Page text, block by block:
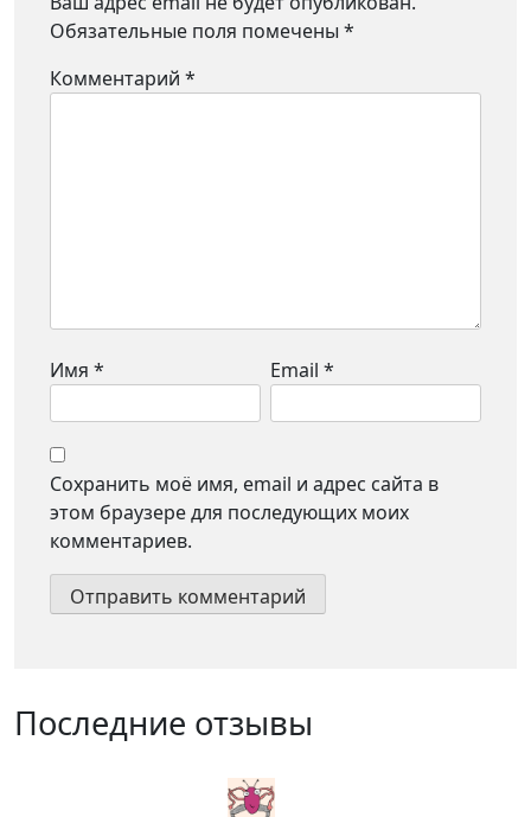
Обязательные поля помечены *
Комментарий *
Имя * Email *
Сохранить моё имя, email и адрес сайта в
этом браузере для последующих моих
комментариев.
Последние отзывы